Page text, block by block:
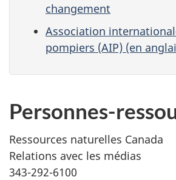
changement
Association
pompiers (AIP) (en
Personnes-
Ressources naturelles Canada
Relations avec les médias
343-292-6100